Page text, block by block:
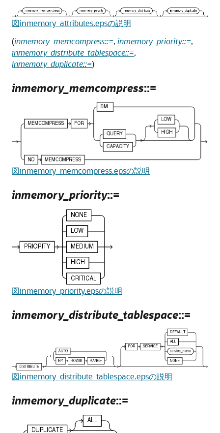
図inmemory_attributes.epsの説明
(inmemory_memcompress::=, inmemory_priority::=,
inmemory_distribute_tablespace::=,
inmemory_duplicate::=)
inmemory_memcompress::=
図inmemory_memcompress.epsの説明
inmemory_priority::=
図inmemory_priority.epsの説明
inmemory_distribute_tablespace::=
図inmemory_distribute_tablespace.epsの説明
inmemory_duplicate::=